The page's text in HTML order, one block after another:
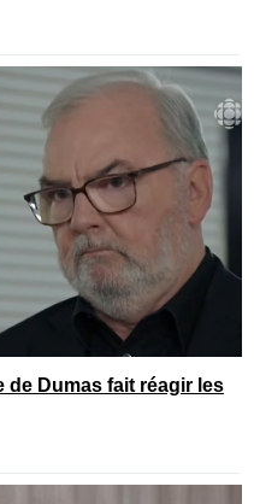
de Dumas fait réagir les